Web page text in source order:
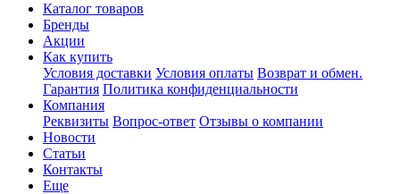
Каталог товаров
Бренды
Акции
Как купить
Условия доставки Условия оплаты Возврат и обмен.
Гарантия Политика конфиденциальности
Компания
Реквизиты Вопрос-ответ Отзывы о компании
Новости
Статьи
Контакты
Еще